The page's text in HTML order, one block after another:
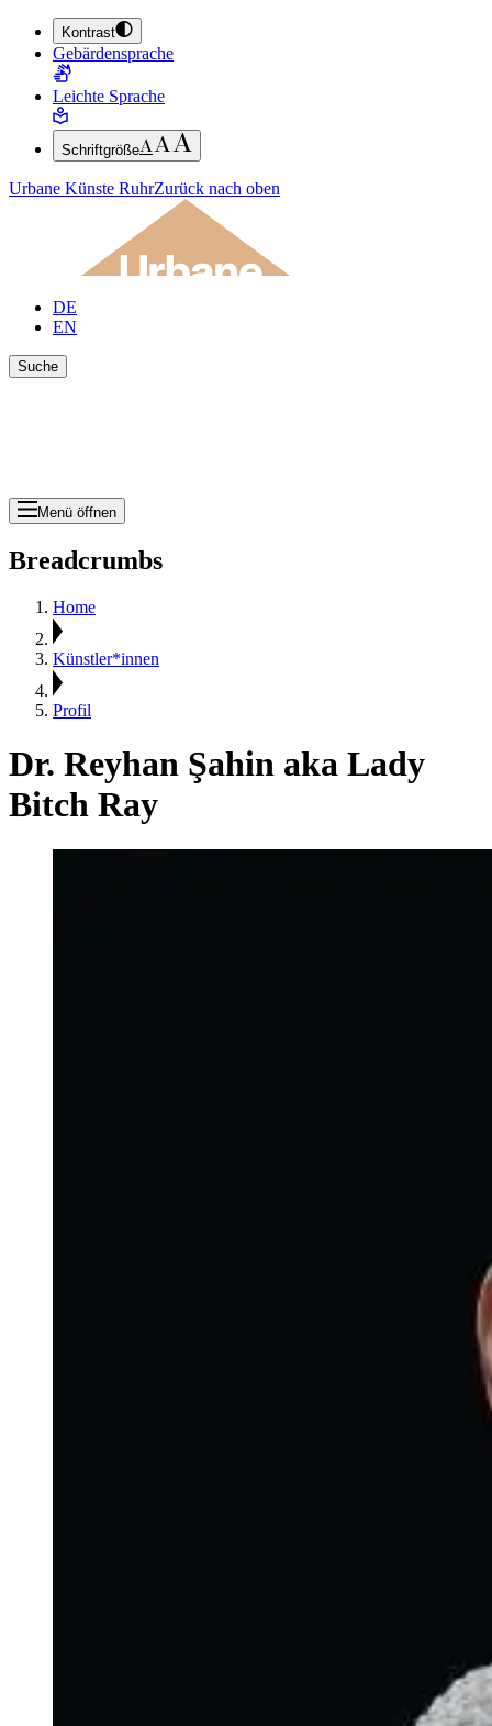
ZUM HAUPTINHALT SPRINGEN (ENTER DRÜCKEN)
ZUM FUSSBEREICH SPRINGEN (ENTER DRÜCKEN)
Kontrast
Gebärdensprache
Leichte Sprache
Schriftgröße
Urbane Künste RuhrZurück nach oben
DE
EN
Suche
Menü öffnen
Breadcrumbs
Home
Künstler*innen
Profil
Dr. Reyhan Şahin aka Lady
Bitch Ray